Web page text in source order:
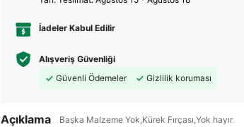
İadeler Kabul Edilir
Alışveriş Güvenliği
Güvenli Ödemeler
Gizlilik koruması
Açıklama Başka Malzeme Yok,Kürek Fırçası,Yok hayır